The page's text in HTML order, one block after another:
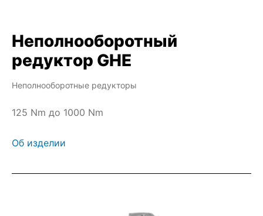
Неполнооборотный
редуктор GHE
Неполнооборотные редукторы
125 Nm до 1000 Nm
Об изделии